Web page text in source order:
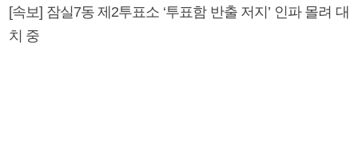
[속보] 잠실7동 제2투표소 ‘투표함 반출 저지’ 인파 몰려 대
치 중